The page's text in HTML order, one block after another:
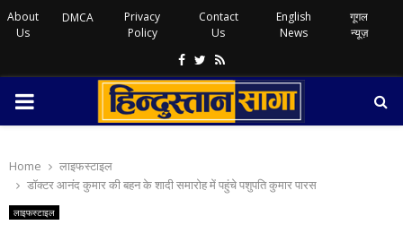
About
Us
DMCA
Privacy
Policy
Contact
Us
English
News
गूगल
न्यूज़
Facebook
Twitter
Rss
PRIMARY
Home
लाइफस्टाइल
डॉक्टर आनंद कुमार की बहन के शादी समारोह में पहुंचे पशुपति कुमार पारस
लाइफस्टाइल